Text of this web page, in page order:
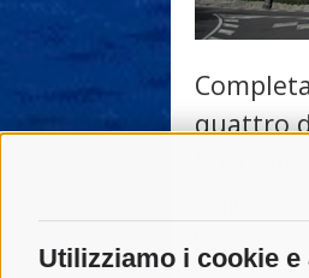
Utilizziamo i cookie
quattro
si terrà la